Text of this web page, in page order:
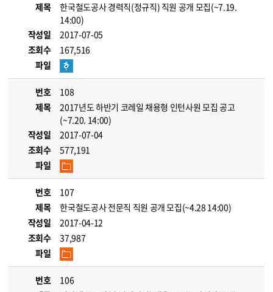
제목
한국철도공사 경력직(정규직) 직원 공개 모집(~7.19.
14:00)
작성일
2017-07-05
조회수
167,516
파일
번호
108
제목
2017년도 하반기 코레일 채용형 인턴사원 모집 공고
(~7.20. 14:00)
작성일
2017-07-04
조회수
577,191
파일
번호
107
제목
한국철도공사 전문직 직원 공개 모집(~4.28 14:00)
작성일
2017-04-12
조회수
37,987
파일
번호
106